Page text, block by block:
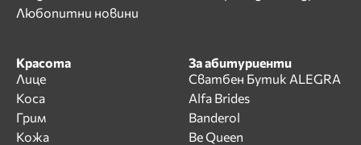
Любопитни новини
Красота
Лице
Коса
Грим
Кожа
За абитуриенти
Сватбен Бутик ALEGRA
Alfa Brides
Banderol
Be Queen